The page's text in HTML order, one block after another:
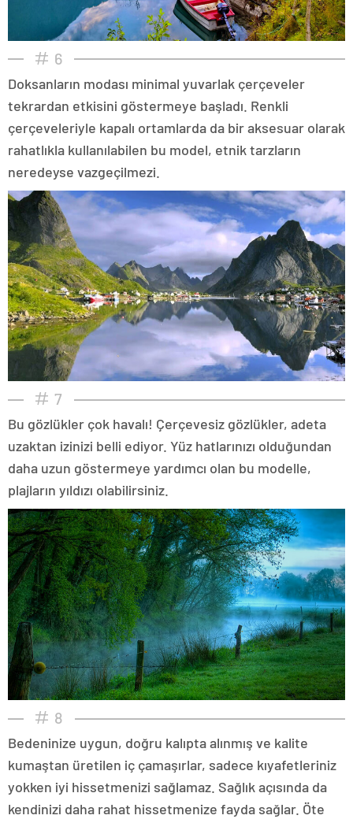
6
Doksanların modası minimal yuvarlak çerçeveler
tekrardan etkisini göstermeye başladı. Renkli
çerçeveleriyle kapalı ortamlarda da bir aksesuar olarak
rahatlıkla kullanılabilen bu model, etnik tarzların
neredeyse vazgeçilmezi.
7
Bu gözlükler çok havalı! Çerçevesiz gözlükler, adeta
uzaktan izinizi belli ediyor. Yüz hatlarınızı olduğundan
daha uzun göstermeye yardımcı olan bu modelle,
plajların yıldızı olabilirsiniz.
8
Bedeninize uygun, doğru kalıpta alınmış ve kalite
kumaştan üretilen iç çamaşırlar, sadece kıyafetleriniz
yokken iyi hissetmenizi sağlamaz. Sağlık açısında da
kendinizi daha rahat hissetmenize fayda sağlar. Öte